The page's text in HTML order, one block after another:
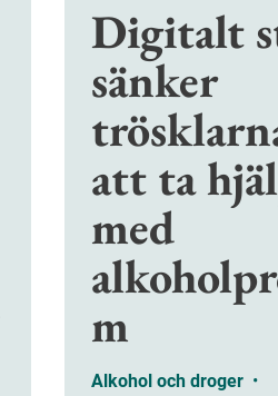
Digitalt
sänker
att ta
med
m
Alkohol och droger •